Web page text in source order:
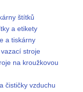
štítků
a etikety
a tiskárny
stroje
na kroužkovou
čističky vzduchu